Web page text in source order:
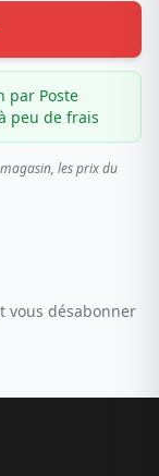
par Poste
peu de frais
les prix du
vous désabonner